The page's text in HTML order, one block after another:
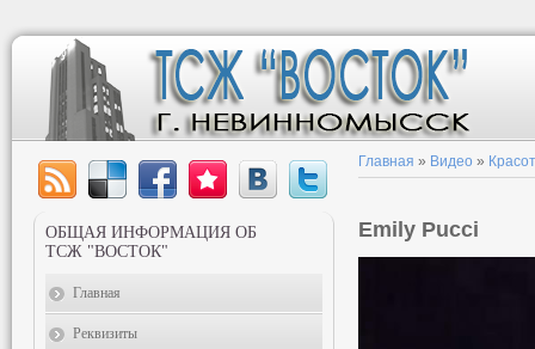
Главная » Видео »
Emily Pucci
ОБЩАЯ ИНФОРМАЦИЯ ОБ
ТСЖ "ВОСТОК"
Главная
Реквизиты